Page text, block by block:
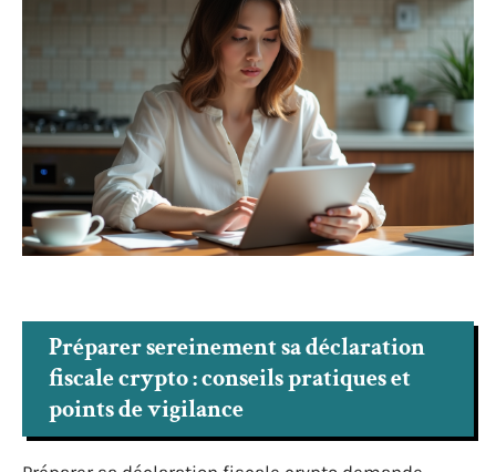
Préparer sereinement sa déclaration
fiscale crypto : conseils pratiques et
points de vigilance